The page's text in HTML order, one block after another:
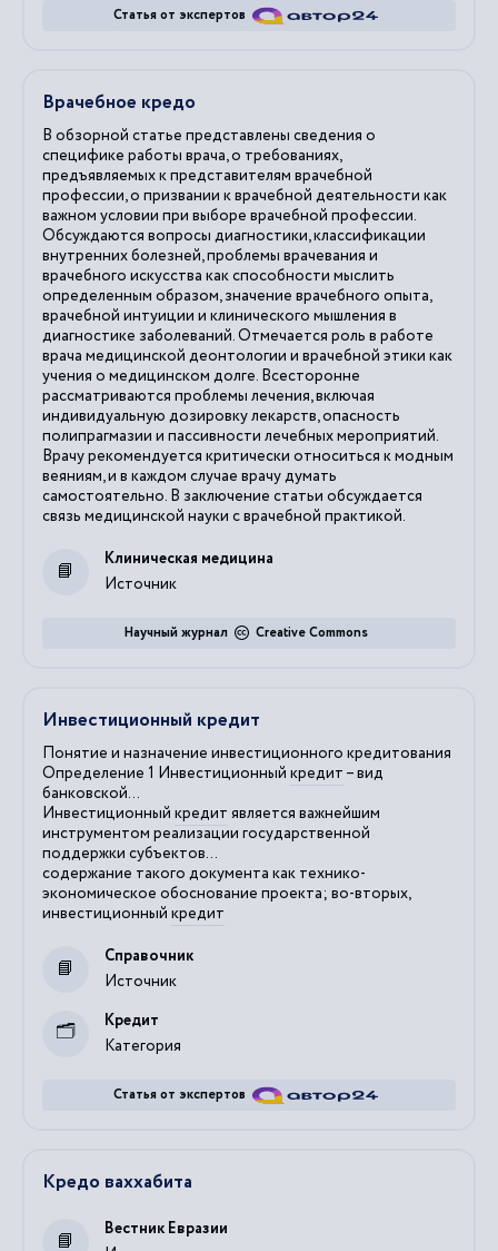
Статья от экспертов
Врачебное кредо
В обзорной статье представлены сведения о
специфике работы врача, о требованиях,
предъявляемых к представителям врачебной
профессии, о призвании к врачебной деятельности как
важном условии при выборе врачебной профессии.
Обсуждаются вопросы диагностики, классификации
внутренних болезней, проблемы врачевания и
врачебного искусства как способности мыслить
определенным образом, значение врачебного опыта,
врачебной интуиции и клинического мышления в
диагностике заболеваний. Отмечается роль в работе
врача медицинской деонтологии и врачебной этики как
учения о медицинском долге. Всесторонне
рассматриваются проблемы лечения, включая
индивидуальную дозировку лекарств, опасность
полипрагмазии и пассивности лечебных мероприятий.
Врачу рекомендуется критически относиться к модным
веяниям, и в каждом случае врачу думать
самостоятельно. В заключение статьи обсуждается
связь медицинской науки с врачебной практикой.
Источник
Клиническая медицина
Creative Commons
Научный журнал
Инвестиционный кредит
Понятие и назначение инвестиционного кредитования
Определение 1 Инвестиционный кредит – вид
банковской...
Инвестиционный кредит является важнейшим
инструментом реализации государственной
поддержки субъектов...
содержание такого документа как технико-
экономическое обоснование проекта; во-вторых,
инвестиционный кредит
Источник
Справочник
Категория
Кредит
Статья от экспертов
Кредо ваххабита
Вестник Евразии